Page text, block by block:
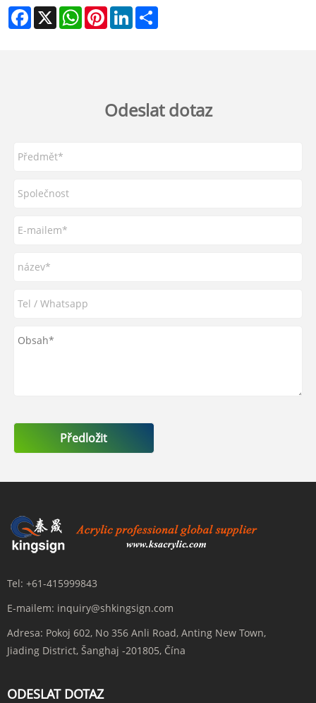
Facebook
X WhatsAppPinterestLinkedIn
Odeslat dotaz
Předložit
Tel: +61-415999843
E-mailem: inquiry@shkingsign.com
Adresa: Pokoj 602, No 356 Anli Road, Anting New Town,
Jiading District, Šanghaj -201805, Čína
ODESLAT DOTAZ